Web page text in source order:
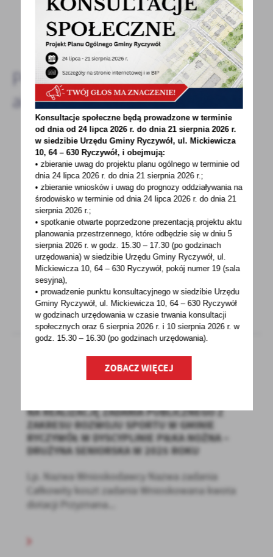
DODAJ KOMENTARZ
Pozostałe
aktualności
07 - 02 - 2025
Powołanie Komisji w celu opiniowania ofert
na realizację zadań publicznych w obszarze
wspierania i upowszechniania kultury
fizycznej
Na podstawie art. 30 ust. 1 ustawy z dnia 8
marca 1990 r. o samorządzie gminnym (Dz. U.
z 2024 r...
06 - 02 - 2025
NA REALIZACJĘ ZADANIA PUBLICZNEGO Z
ZAKRESU ROZWOJU SPORTU W GMINIE
RYCZYWÓŁ W DYSCYPLINIE PIŁKA NOŻNA –
DRUŻYNA SENIORSKA W 2025 ROKU
Lp. Nazwa Wnioskodawcy Nazwa zadania
Całkowity koszt zadania Wnioskowana kwota
dotacji Przyznana...
Konsultacje społeczne będą prowadzone w terminie
od dnia od 24 lipca 2026 r. do dnia 21 sierpnia 2026 r.
w siedzibie Urzędu Gminy Ryczywół, ul. Mickiewicza
10, 64 – 630 Ryczywół, i obejmują:
• zbieranie uwag do projektu planu ogólnego w terminie od
dnia 24 lipca 2026 r. do dnia 21 sierpnia 2026 r.;
• zbieranie wniosków i uwag do prognozy oddziaływania na
środowisko w terminie od dnia 24 lipca 2026 r. do dnia 21
sierpnia 2026 r.;
• spotkanie otwarte poprzedzone prezentacją projektu aktu
planowania przestrzennego, które odbędzie się w dniu 5
sierpnia 2026 r.w godz. 15.30 – 17.30 (po godzinach
urzędowania) w siedzibie Urzędu Gminy Ryczywół, ul.
Mickiewicza 10, 64 – 630 Ryczywół, pokójnumer 19 (sala
sesyjna),
• prowadzenie punktu konsultacyjnego w siedzibie Urzędu
Gminy Ryczywół, ul. Mickiewicza 10, 64 – 630 Ryczywół
w godzinachurzędowania w czasie trwania konsultacji
społecznych oraz 6 sierpnia 2026 r. i 10 sierpnia 2026 r. w
godz. 15.30 – 16.30 (po godzinachurzędowania).
ZOBACZ WIĘCEJ